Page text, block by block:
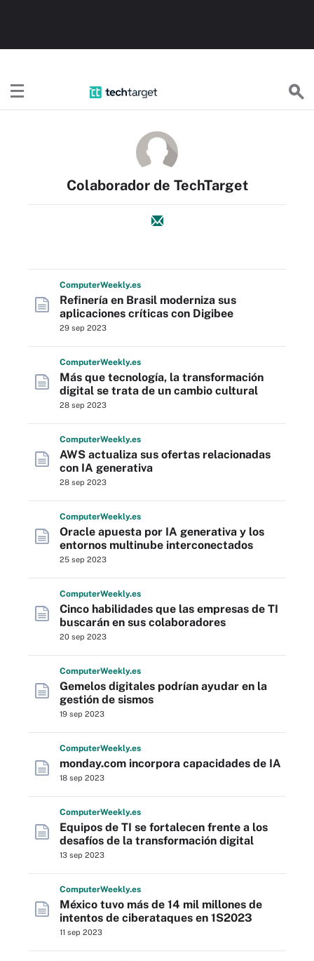
Colaborador de TechTarget
ComputerWeekly.es
Refinería en Brasil moderniza sus
aplicaciones críticas con Digibee
29 sep 2023
ComputerWeekly.es
Más que tecnología, la transformación
digital se trata de un cambio cultural
28 sep 2023
ComputerWeekly.es
AWS actualiza sus ofertas relacionadas
con IA generativa
28 sep 2023
ComputerWeekly.es
Oracle apuesta por IA generativa y los
entornos multinube interconectados
25 sep 2023
ComputerWeekly.es
Cinco habilidades que las empresas de TI
buscarán en sus colaboradores
20 sep 2023
ComputerWeekly.es
Gemelos digitales podrían ayudar en la
gestión de sismos
19 sep 2023
ComputerWeekly.es
monday.com incorpora capacidades de IA
18 sep 2023
ComputerWeekly.es
Equipos de TI se fortalecen frente a los
desafíos de la transformación digital
13 sep 2023
ComputerWeekly.es
México tuvo más de 14 mil millones de
intentos de ciberataques en 1S2023
11 sep 2023